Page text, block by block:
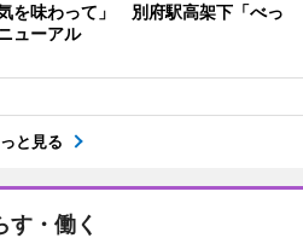
気を味わって」 別府駅高架下「べっ
ューアル
と見る
す・働く